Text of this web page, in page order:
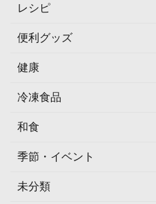
レシピ
便利グッズ
健康
冷凍食品
和食
季節・イベント
未分類